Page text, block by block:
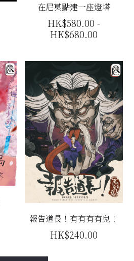
在尼莫點建一座燈塔
HK$580.00 -
HK$680.00
報告道長！有有有有鬼！
HK$240.00